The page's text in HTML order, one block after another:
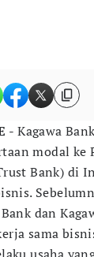
- Kagawa
modal ke
Bank) di
dan
sama